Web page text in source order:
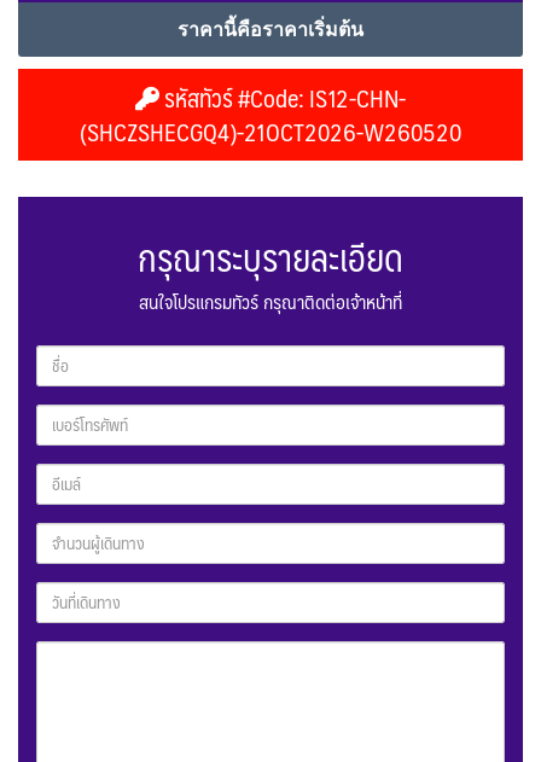
ราคานี้คือราคาเริ่มต้น
รหัสทัวร์ #Code: IS12-CHN-
(SHCZSHECGQ4)-21OCT2026-W260520
กรุณาระบุรายละเอียด
สนใจโปรแกรมทัวร์ กรุณาติดต่อเจ้าหน้าที่